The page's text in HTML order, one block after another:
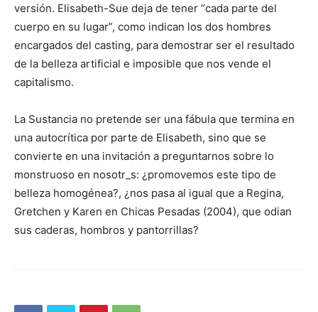
versión. Elisabeth-Sue deja de tener “cada parte del
cuerpo en su lugar”, como indican los dos hombres
encargados del casting, para demostrar ser el resultado
de la belleza artificial e imposible que nos vende el
capitalismo.
La Sustancia no pretende ser una fábula que termina en
una autocrítica por parte de Elisabeth, sino que se
convierte en una invitación a preguntarnos sobre lo
monstruoso en nosotr_s: ¿promovemos este tipo de
belleza homogénea?, ¿nos pasa al igual que a Regina,
Gretchen y Karen en Chicas Pesadas (2004), que odian
sus caderas, hombros y pantorrillas?